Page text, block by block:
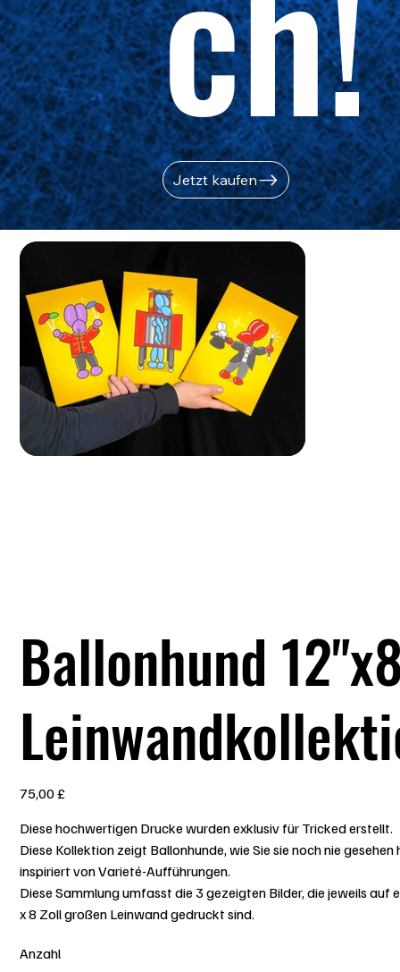
Ballonhund
75,00 £
Diese hochwertigen Drucke wurden exklusiv für Tricked erstellt.
Diese Kollektion zeigt Ballonhunde, wie Sie sie noch nie gesehen
inspiriert von Varieté-Aufführungen.
Diese Sammlung umfasst die 3 gezeigten Bilder, die jeweils auf
x 8 Zoll großen Leinwand gedruckt sind.
Anzahl
Jetzt kaufen